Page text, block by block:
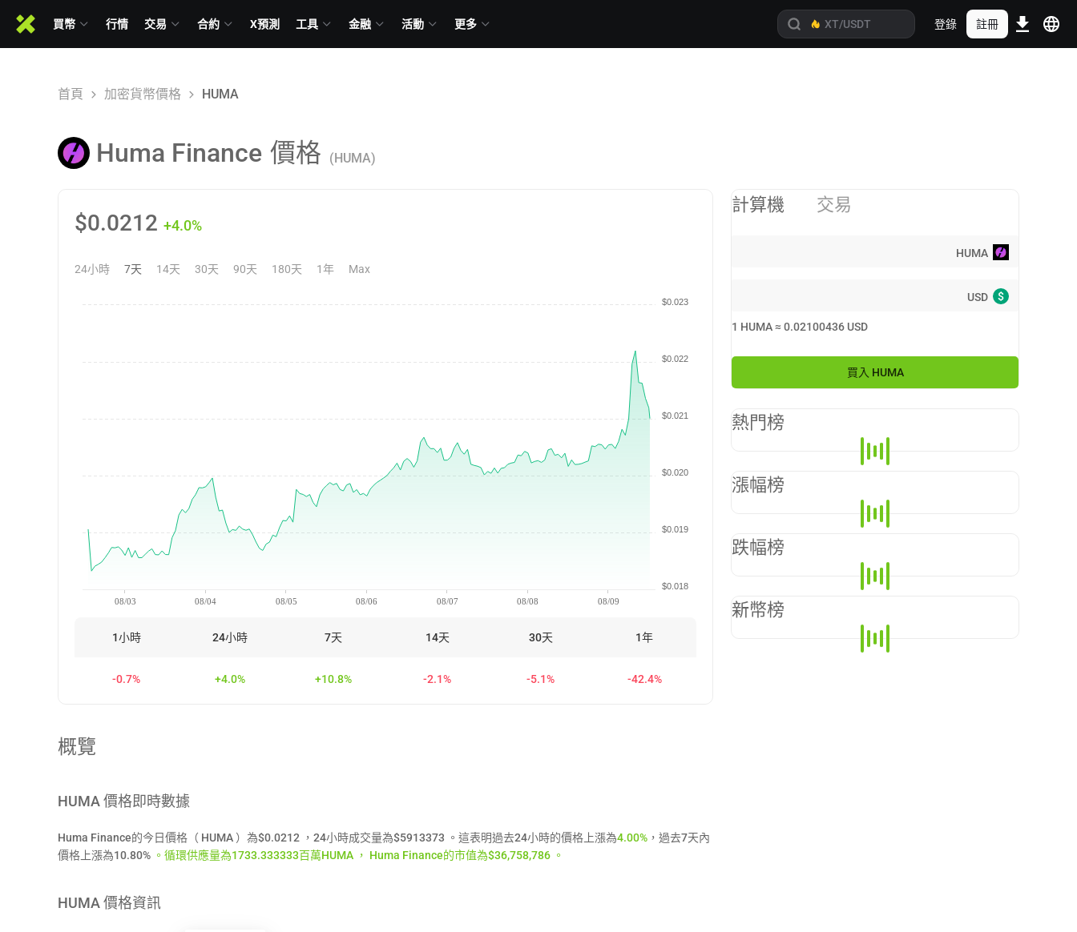
買幣 行情 交易 合約 X預測 工具 金融 活動 更多 登錄 註冊
首頁 加密貨幣價格 HUMA
Huma Finance 價格 (HUMA)
$0.0212 +4.0%
24小時 7天 14天 30天 90天 180天 1年 Max
08/03 08/04 08/05 08/06 08/07 08/08 08/09
$0.018
$0.019
$0.020
$0.021
$0.022
$0.023
1小時 24小時 7天 14天 30天 1年
-0.7% +4.0% +10.8% -2.1% -5.1% -42.4%
概覽
HUMA價格即時數據
Huma Finance的今日價格（ HUMA ）為$0.0212 ，24小時成交量為$5913373 。這表明過去24小時的價格上漲為4.00% ，過去7天內
價格上漲為10.80% 。循環供應量為1733.333333百萬HUMA ， Huma Finance的市值為$36,758,786 。
HUMA價格資訊
計算機 交易
HUMA
USD $
1 HUMA≈0.02100436 USD
買入 HUMA
熱門榜
漲幅榜
跌幅榜
新幣榜